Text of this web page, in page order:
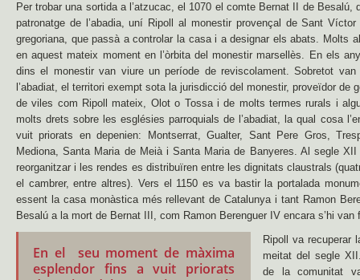
Per trobar una sortida a l’atzucac, el 1070 el comte Bernat II de Besalú,
patronatge de l’abadia, uní Ripoll al monestir provençal de Sant
gregoriana, que passà a controlar la casa i a designar els abats. Molts
en aquest mateix moment en l’òrbita del monestir marsellès. En els
dins el monestir van viure un període de reviscolament. Sobretot
l’abadiat, el territori exempt sota la jurisdicció del monestir, proveïdor de
de viles com Ripoll mateix, Olot o Tossa i de molts termes rurals i
molts drets sobre les esglésies parroquials de l’abadiat, la qual cosa
vuit priorats en depenien: Montserrat, Gualter, Sant Pere Gros,
Mediona, Santa Maria de Meià i Santa Maria de Banyeres. Al segle
reorganitzar i les rendes es distribuïren entre les dignitats claustrals
el cambrer, entre altres). Vers el 1150 es va bastir la portalada
essent la casa monàstica més rellevant de Catalunya i tant Ramon
Besalú a la mort de Bernat III, com Ramon Berenguer IV encara s’hi van
En el seu moment de màxima
esplendor fins a vuit priorats
Ripoll va recuperar
meitat del segle
de la comunitat